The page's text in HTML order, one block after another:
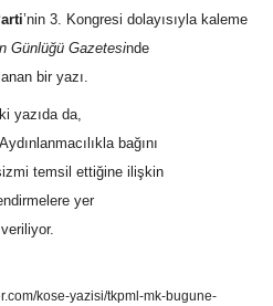
’nin 3. Kongresi dolayısıyla kaleme
Günlüğü Gazetesinde
bir yazı.
yazıda da,
bağını
temsil ettiğine ilişkin
yer
veriliyor.
kose-yazisi/tkpml-mk-bugune-